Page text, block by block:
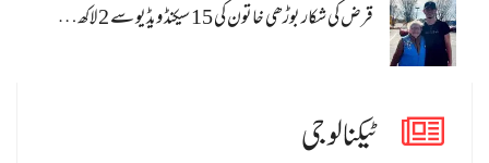
قرض کی شکار بوڑھی خاتون کی 15 سیکنڈ ویڈیو سے 2 لاکھ…
ٹیکنالوجی